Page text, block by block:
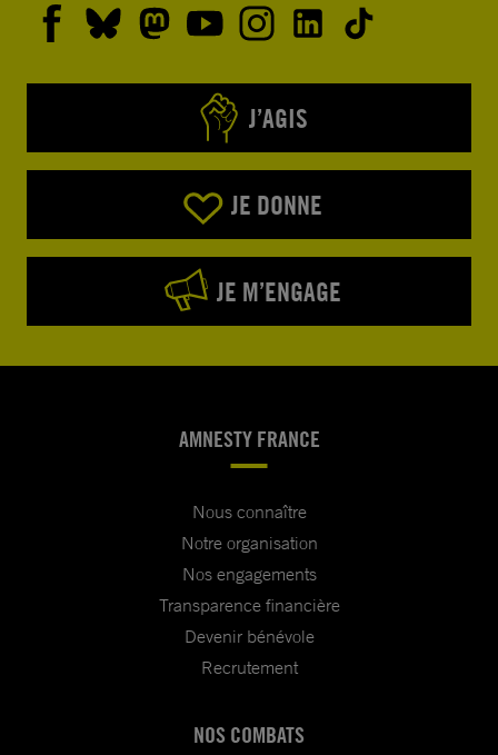
J’AGIS
JE DONNE
JE M’ENGAGE
AMNESTY FRANCE
Nous connaître
Notre organisation
Nos engagements
Transparence financière
Devenir bénévole
Recrutement
NOS COMBATS